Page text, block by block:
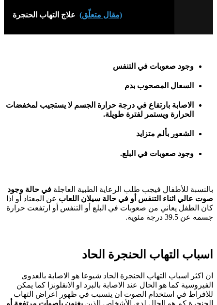
(مقال متعلّق) علاج التهاب الحنجرة
وجود صعوبات في التنفس
السعال المصحوب بدم
الاصابة بارتفاع في درجة حرارة الجسم لا يستجيب لمخفضات
الحرارة ويستمر لفترة طويلة.
الشعور بألم متزايد
وجود صعوبات في البلع.
بالنسبة للأطفال فيجب طلب الرعاية الطبية العاجلة في حالة وجود
صوت عالي اثناء التنفس أو في حالة سيلان اللعاب عن المعتاد أو اذا
كان الطفل يعاني من صعوبات في البلع أو التنفس أو ارتفعت حرارة
جسمه عن 39.5 درجة مئوية.
اسباب التهاب الحنجرة الحاد
ان اكثر اسباب التهاب الحنجرة الحاد شيوعا هو الاصابة بالعدوى
الفيروسية كما هو الحال عند الاصابة بالبرد او الانفلونزا كما يمكن
للافراط في استخدام الصوت ان يتسبب في ظهور اعراض التهاب
الحنجرة كم هو الحال لدى الأشخاص الذين يغنون باصوات مرتفعة أو